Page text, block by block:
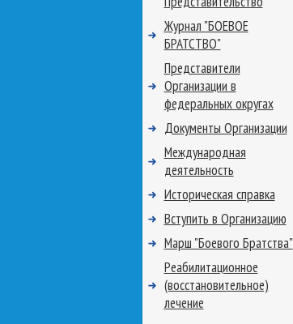
Журнал "БОЕВОЕ
БРАТСТВО"
Представители
Организации в
федеральных округах
Документы Организации
Международная
деятельность
Историческая справка
Вступить в Организацию
Марш "Боевого Братства"
Реабилитационное
(восстановительное)
лечение